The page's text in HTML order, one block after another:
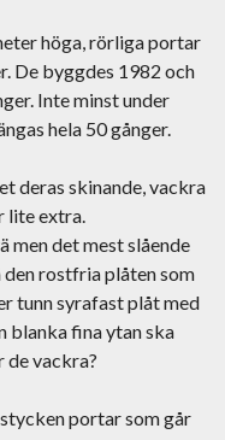
höga, rörliga portar
De byggdes 1982 och
Inte minst under
hela 50 gånger.
deras skinande, vackra
lite extra.
men det mest slående
rostfria plåten som
tunn syrafast plåt med
blanka fina ytan ska
de vackra?